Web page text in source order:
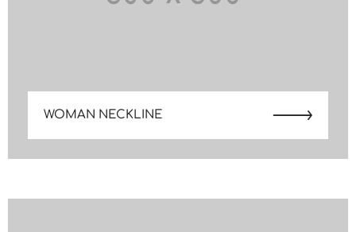
WOMAN NECKLINE